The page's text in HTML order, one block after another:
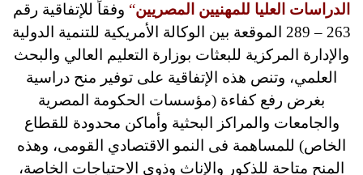
الدراسات العليا للمهنيين المصريين“ وفقاً للإتفاقية رقم
263 – 289 الموقعة بين الوكالة الأمريكية للتنمية الدولية
والإدارة المركزية للبعثات بوزارة التعليم العالي والبحث
العلمي، وتنص هذه الإتفاقية على توفير منح دراسية
بغرض رفع كفاءة (مؤسسات الحكومة المصرية
والجامعات والمراكز البحثية وأماكن محدودة للقطاع
الخاص) للمساهمة فى النمو الاقتصادي القومى، وهذه
المنح متاحة للذكور والإناث وذوي الاحتياجات الخاصة،